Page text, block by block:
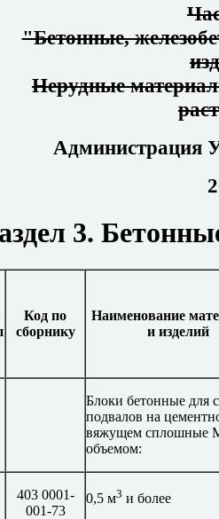
"Бетонные,
Нерудные
Администрация
3.
Код по
сборнику
Наименование
и изделий
Блоки бетонные для
подвалов на
вяжущем сплошные
объемом:
403 0001-
001-73
0,5 м3 и более